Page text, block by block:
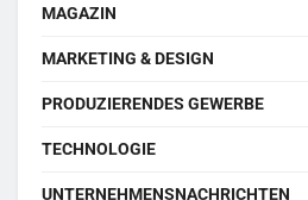
MAGAZIN
MARKETING & DESIGN
PRODUZIERENDES GEWERBE
TECHNOLOGIE
UNTERNEHMENSNACHRICHTEN